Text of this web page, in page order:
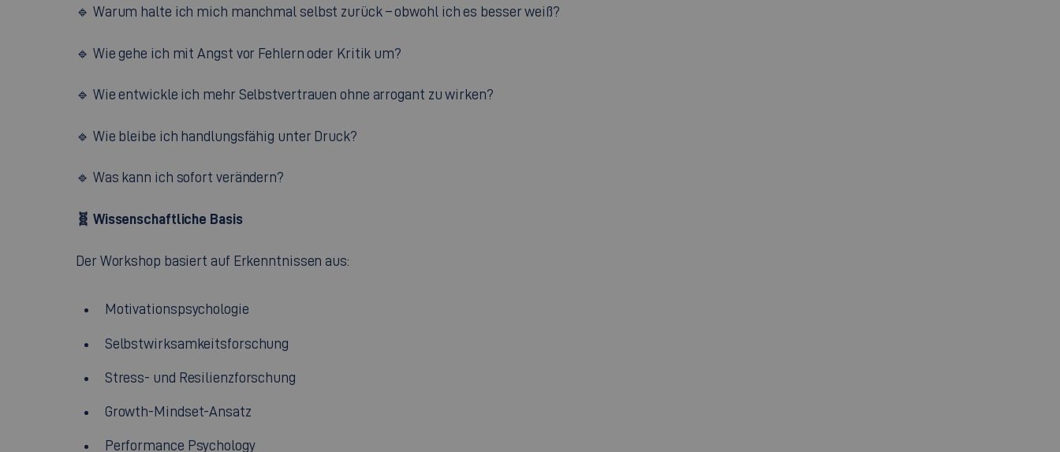
🔹 Warum halte ich mich manchmal selbst zurück – obwohl ich es besser weiß?
🔹 Wie gehe ich mit Angst vor Fehlern oder Kritik um?
🔹 Wie entwickle ich mehr Selbstvertrauen ohne arrogant zu wirken?
🔹 Wie bleibe ich handlungsfähig unter Druck?
🔹 Was kann ich sofort verändern?
🧬 Wissenschaftliche Basis
Der Workshop basiert auf Erkenntnissen aus:
Motivationspsychologie
Selbstwirksamkeitsforschung
Stress- und Resilienzforschung
Growth-Mindset-Ansatz
Performance Psychology